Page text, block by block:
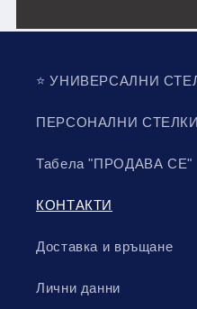
⭐️ УНИВЕРСАЛНИ
ПЕРСОНАЛНИ СТЕЛКИ
Табела "ПРОДАВА СЕ"
КОНТАКТИ
Доставка и връщане
Лични данни